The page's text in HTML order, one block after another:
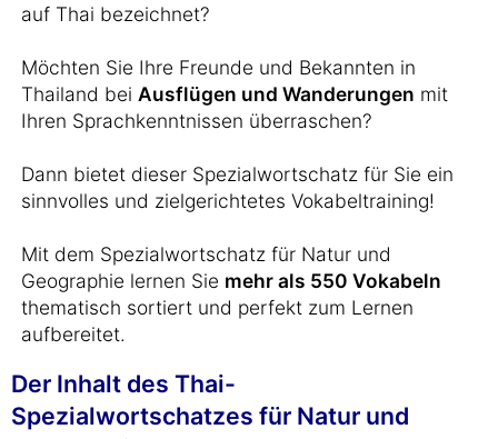
auf Thai bezeichnet?
Möchten Sie Ihre Freunde und Bekannten in
Thailand bei Ausflügen und Wanderungen mit
Ihren Sprachkenntnissen überraschen?
Dann bietet dieser Spezialwortschatz für Sie ein
sinnvolles und zielgerichtetes Vokabeltraining!
Mit dem Spezialwortschatz für Natur und
Geographie lernen Sie mehr als 550 Vokabeln
thematisch sortiert und perfekt zum Lernen
aufbereitet.
Der Inhalt des Thai-
Spezialwortschatzes für Natur und